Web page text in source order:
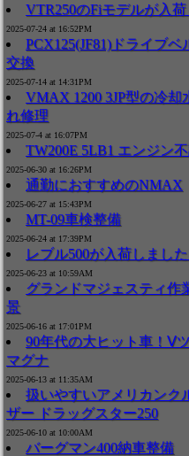
VTR250のFiモデルが入荷
2025-07-24 at 16:52PM
PCX125(JF81)ドライブベ
交換
2025-07-14 at 14:31PM
VMAX 1200 3JP型の冷却
れ修理
2025-07-4 at 16:07PM
TW200E 5LB1 エンジン
2025-06-30 at 16:26PM
通勤におすすめのNMAX
2025-06-27 at 15:43PM
MT-09車検整備
2025-06-24 at 17:39PM
レブル500が入荷しました
2025-06-23 at 10:59AM
グランドマジェスティ作
景
2025-06-16 at 17:01PM
90年代の大ヒット車！Ⅴ
マグナ
2025-06-13 at 11:35AM
扱いやすいアメリカンク
ザー ドラッグスター250
2025-06-10 at 10:00AM
バーグマン400納車整備